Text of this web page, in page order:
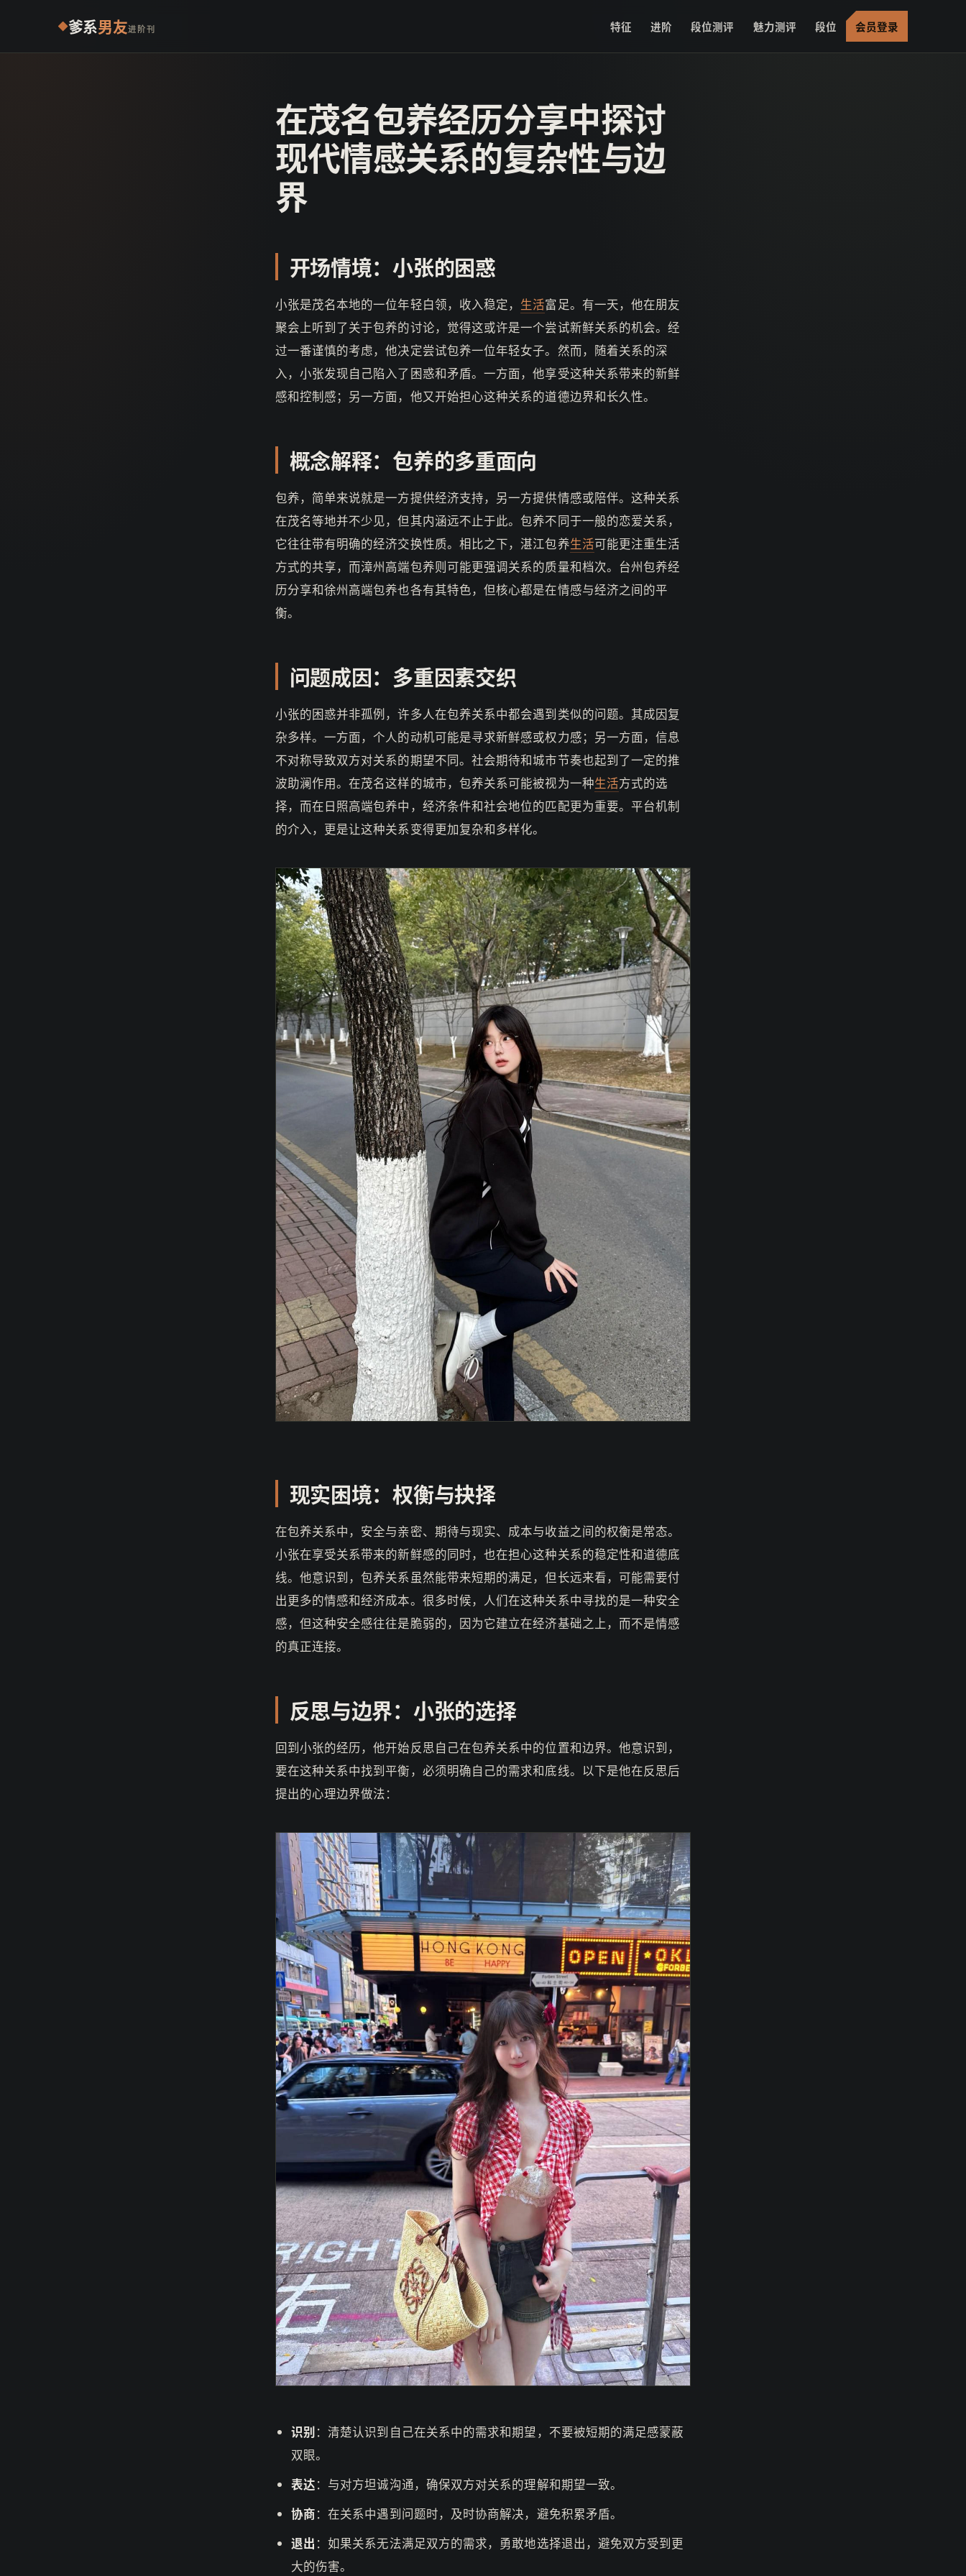
爹系男友进阶刊 特征 进阶 段位测评 魅力测评 段位 会员登录
在茂名包养经历分享中探讨
现代情感关系的复杂性与边
界
开场情境：小张的困惑
小张是茂名本地的一位年轻白领，收入稳定， 生活富足。有一天，他在朋友
聚会上听到了关于包养的讨论，觉得这或许是一个尝试新鲜关系的机会。经
过一番谨慎的考虑，他决定尝试包养一位年轻女子。然而，随着关系的深
入，小张发现自己陷入了困惑和矛盾。一方面，他享受这种关系带来的新鲜
感和控制感；另一方面，他又开始担心这种关系的道德边界和长久性。
概念解释：包养的多重面向
包养，简单来说就是一方提供经济支持，另一方提供情感或陪伴。这种关系
在茂名等地并不少见，但其内涵远不止于此。包养不同于一般的恋爱关系，
它往往带有明确的经济交换性质。相比之下，湛江包养生活可能更注重生活
方式的共享，而漳州高端包养则可能更强调关系的质量和档次。台州包养经
历分享和徐州高端包养也各有其特色，但核心都是在情感与经济之间的平
衡。
问题成因：多重因素交织
小张的困惑并非孤例，许多人在包养关系中都会遇到类似的问题。其成因复
杂多样。一方面，个人的动机可能是寻求新鲜感或权力感；另一方面，信息
不对称导致双方对关系的期望不同。社会期待和城市节奏也起到了一定的推
波助澜作用。在茂名这样的城市，包养关系可能被视为一种生活方式的选
择，而在日照高端包养中，经济条件和社会地位的匹配更为重要。平台机制
的介入，更是让这种关系变得更加复杂和多样化。
现实困境：权衡与抉择
在包养关系中，安全与亲密、期待与现实、成本与收益之间的权衡是常态。
小张在享受关系带来的新鲜感的同时，也在担心这种关系的稳定性和道德底
线。他意识到，包养关系虽然能带来短期的满足，但长远来看，可能需要付
出更多的情感和经济成本。很多时候，人们在这种关系中寻找的是一种安全
感，但这种安全感往往是脆弱的，因为它建立在经济基础之上，而不是情感
的真正连接。
反思与边界：小张的选择
回到小张的经历，他开始反思自己在包养关系中的位置和边界。他意识到，
要在这种关系中找到平衡，必须明确自己的需求和底线。以下是他在反思后
提出的心理边界做法：
识别：清楚认识到自己在关系中的需求和期望，不要被短期的满足感蒙蔽
双眼。
表达：与对方坦诚沟通，确保双方对关系的理解和期望一致。
协商：在关系中遇到问题时，及时协商解决，避免积累矛盾。
退出 ：如果关系无法满足双方的需求，勇敢地选择退出，避免双方受到更
大的伤害。